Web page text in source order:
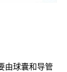
由球囊和导管